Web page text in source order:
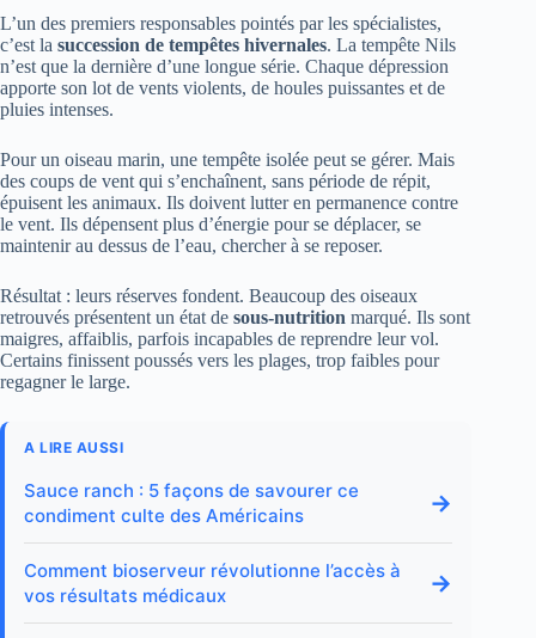
L’un des premiers responsables pointés par les spécialistes,
c’est la succession de tempêtes hivernales. La tempête Nils
n’est que la dernière d’une longue série. Chaque dépression
apporte son lot de vents violents, de houles puissantes et de
pluies intenses.
Pour un oiseau marin, une tempête isolée peut se gérer. Mais
des coups de vent qui s’enchaînent, sans période de répit,
épuisent les animaux. Ils doivent lutter en permanence contre
le vent. Ils dépensent plus d’énergie pour se déplacer, se
maintenir au dessus de l’eau, chercher à se reposer.
Résultat : leurs réserves fondent. Beaucoup des oiseaux
retrouvés présentent un état de sous-nutrition marqué. Ils sont
maigres, affaiblis, parfois incapables de reprendre leur vol.
Certains finissent poussés vers les plages, trop faibles pour
regagner le large.
A LIRE AUSSI
Sauce ranch : 5 façons de savourer ce
condiment culte des Américains
→
Comment bioserveur révolutionne l’accès à
vos résultats médicaux
→